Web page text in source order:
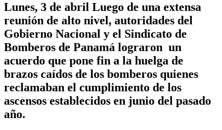
Lunes, 3 de abril Luego de una extensa
reunión de alto nivel, autoridades del
Gobierno Nacional y el Sindicato de
Bomberos de Panamá lograron un
acuerdo que pone fin a la huelga de
brazos caídos de los bomberos quienes
reclamaban el cumplimiento de los
ascensos establecidos en junio del pasado
año.